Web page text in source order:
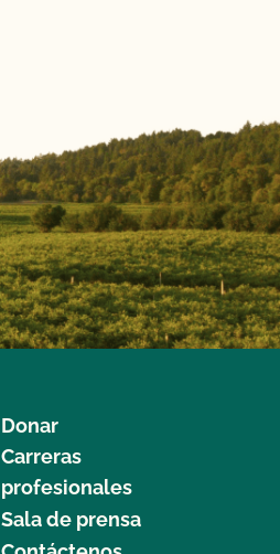
Donar
Carreras
profesionales
Sala de prensa